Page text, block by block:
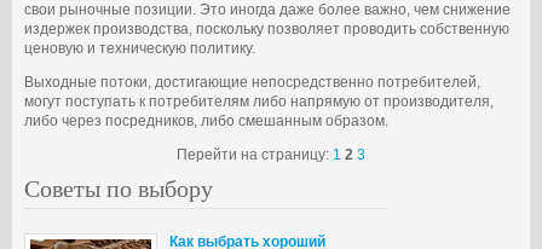
свои рыночные позиции. Это иногда даже более важно, чем снижение
издержек производства, поскольку позволяет проводить собственную
ценовую и техническую политику.
Выходные потоки, достигающие непосредственно потребителей,
могут поступать к потребителям либо напрямую от производителя,
либо через посредников, либо смешанным образом.
Перейти на страницу: 1 2 3
Советы по выбору
Как выбрать хороший